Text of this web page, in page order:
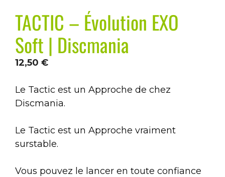
TACTIC – Évolution EXO
Soft | Discmania
12,50 €
Le Tactic est un Approche de chez
Discmania.
Le Tactic est un Approche vraiment
surstable.
Vous pouvez le lancer en toute confiance